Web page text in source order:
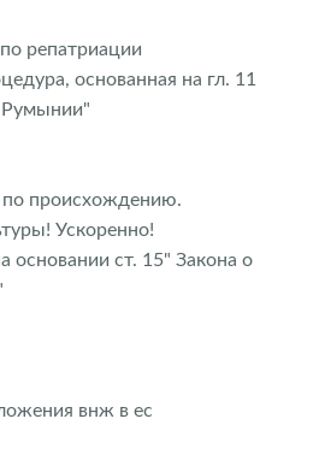
репатриации
основанная на гл. 11
Румынии"
по происхождению.
Ускоренно!
основании ст. 15" Закона о
внж в ес